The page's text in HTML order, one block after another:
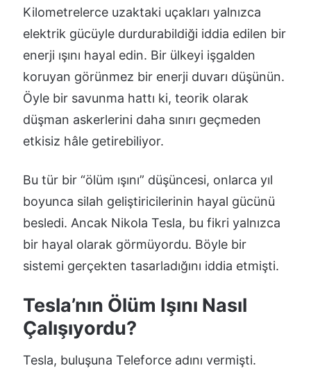
Kilometrelerce uzaktaki uçakları yalnızca
elektrik gücüyle durdurabildiği iddia edilen bir
enerji ışını hayal edin. Bir ülkeyi işgalden
koruyan görünmez bir enerji duvarı düşünün.
Öyle bir savunma hattı ki, teorik olarak
düşman askerlerini daha sınırı geçmeden
etkisiz hâle getirebiliyor.
Bu tür bir “ölüm ışını” düşüncesi, onlarca yıl
boyunca silah geliştiricilerinin hayal gücünü
besledi. Ancak Nikola Tesla, bu fikri yalnızca
bir hayal olarak görmüyordu. Böyle bir
sistemi gerçekten tasarladığını iddia etmişti.
Tesla’nın Ölüm Işını Nasıl
Çalışıyordu?
Tesla, buluşuna Teleforce adını vermişti.